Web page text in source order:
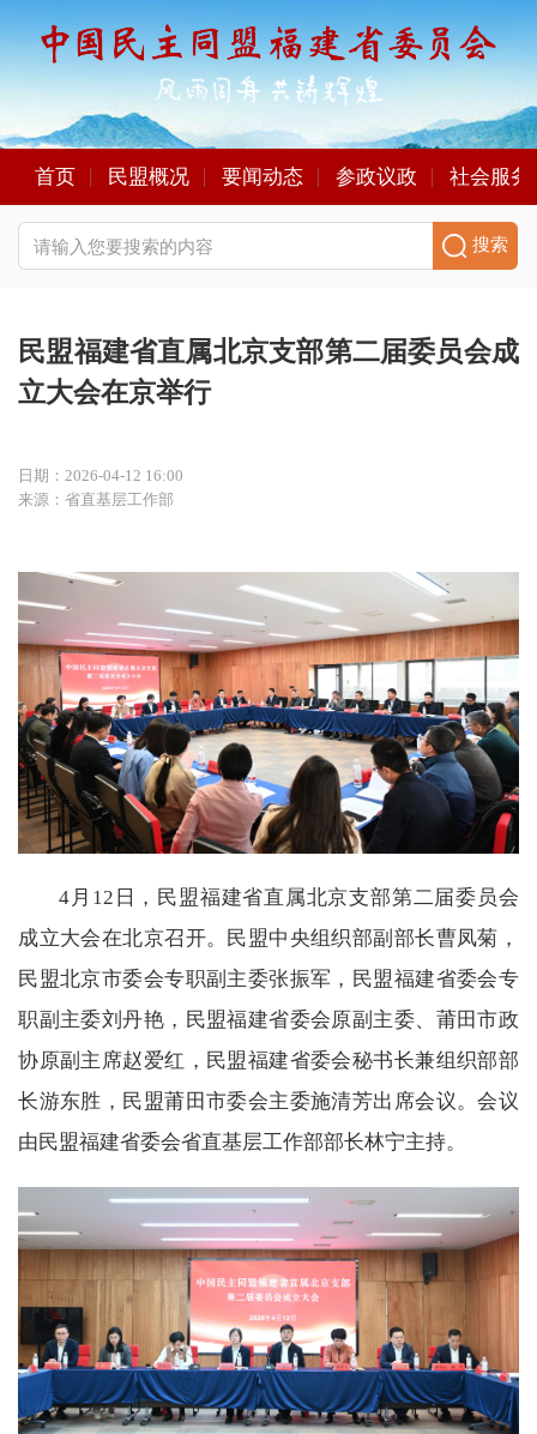
首页 民盟概况 要闻动态 参政议政 社会服务
搜索
民盟福建省直属北京支部第二届委员会成
立大会在京举行
日期：2026-04-12 16:00
来源：省直基层工作部
4月12日，民盟福建省直属北京支部第二届委员会
成立大会在北京召开。民盟中央组织部副部长曹凤菊，
民盟北京市委会专职副主委张振军，民盟福建省委会专
职副主委刘丹艳，民盟福建省委会原副主委、莆田市政
协原副主席赵爱红，民盟福建省委会秘书长兼组织部部
长游东胜，民盟莆田市委会主委施清芳出席会议。会议
由民盟福建省委会省直基层工作部部长林宁主持。